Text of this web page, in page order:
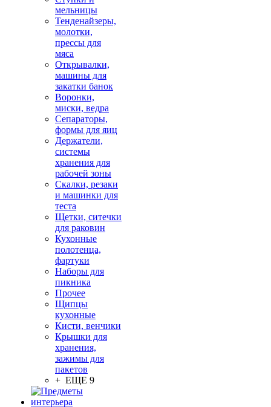
мельницы
Тенденайзеры,
молотки,
прессы для
мяса
Открывалки,
машины для
закатки банок
Воронки,
миски, ведра
Сепараторы,
формы для яиц
Держатели,
системы
хранения для
рабочей зоны
Скалки, резаки
и машинки для
теста
Щетки, ситечки
для раковин
Кухонные
полотенца,
фартуки
Наборы для
пикника
Прочее
Щипцы
кухонные
Кисти, венчики
Крышки для
хранения,
зажимы для
пакетов
+ ЕЩЕ 9